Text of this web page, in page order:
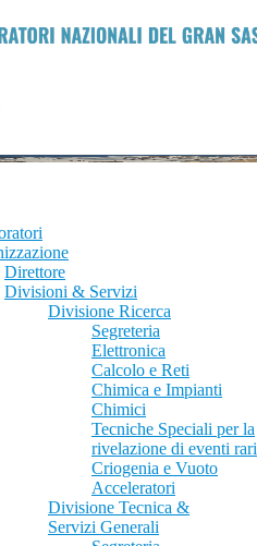
Direttore
Divisioni & Servizi
Divisione Ricerca
Segreteria
Elettronica
Calcolo e Reti
Chimica e Impianti
Chimici
Tecniche Speciali per la
rivelazione di eventi rari
Criogenia e Vuoto
Acceleratori
Divisione Tecnica &
Servizi Generali